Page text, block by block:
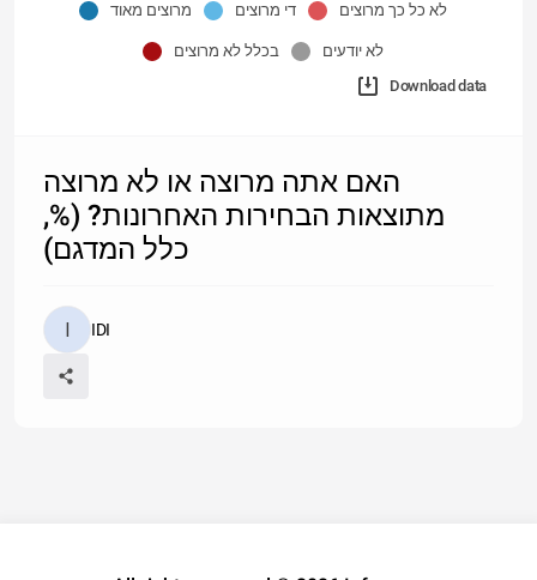
מרוצים מאוד די מרוצים לא כל כך מרוצים
בכלל לא מרוצים לא יודעים
Download data
האם אתה מרוצה או לא מרוצה
מתוצאות הבחירות האחרונות? (%,
כלל המדגם)
IDI